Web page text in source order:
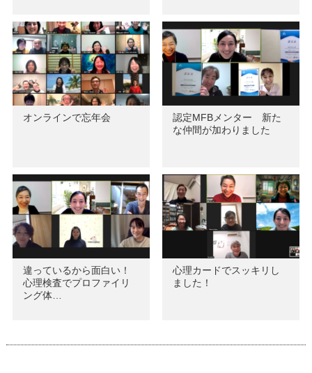
オンラインで忘年会
認定MFBメンター 新た
な仲間が加わりました
違っているから面白い！
心理検査でプロファイリ
ング体…
心理カードでスッキリし
ました！